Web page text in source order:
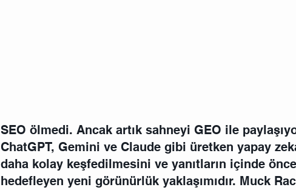
SEO ölmedi. Ancak artık sahneyi GEO ile
ChatGPT, Gemini ve Claude gibi üretken yapay
daha kolay keşfedilmesini ve yanıtların içinde
hedefleyen yeni görünürlük yaklaşımıdır. Muck